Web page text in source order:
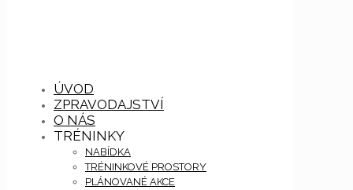
ÚVOD
ZPRAVODAJSTVÍ
O NÁS
TRÉNINKY
NABÍDKA
TRÉNINKOVÉ PROSTORY
PLÁNOVANÉ AKCE